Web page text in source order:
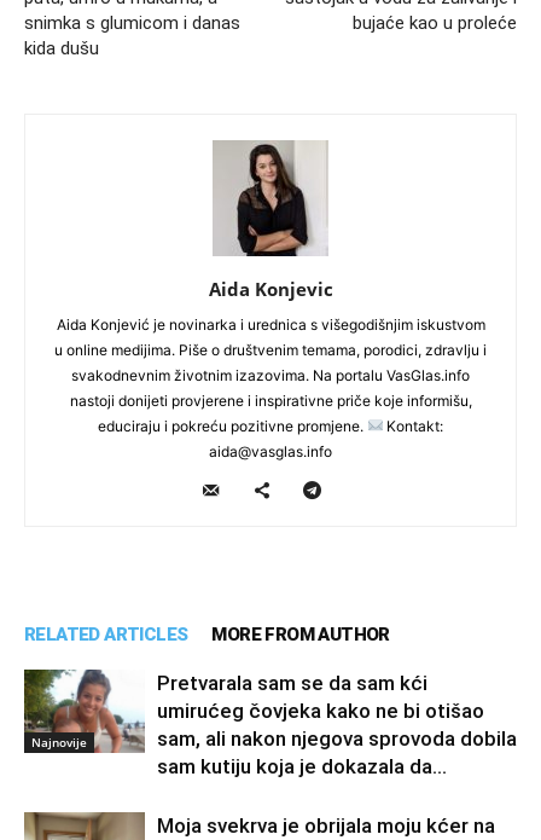
snimka s glumicom i danas
kida dušu
bujaće kao u proleće
Aida Konjevic
Aida Konjević je novinarka i urednica s višegodišnjim iskustvom
u online medijima. Piše o društvenim temama, porodici, zdravlju i
svakodnevnim životnim izazovima. Na portalu VasGlas.info
nastoji donijeti provjerene i inspirativne priče koje informišu,
educiraju i pokreću pozitivne promjene.
Kontakt:
aida@vasglas.info
RELATED ARTICLES MORE FROM AUTHOR
Najnovije
Pretvarala sam se da sam kći
umirućeg čovjeka kako ne bi otišao
sam, ali nakon njegova sprovoda dobila
sam kutiju koja je dokazala da...
Moja svekrva je obrijala moju kćer na